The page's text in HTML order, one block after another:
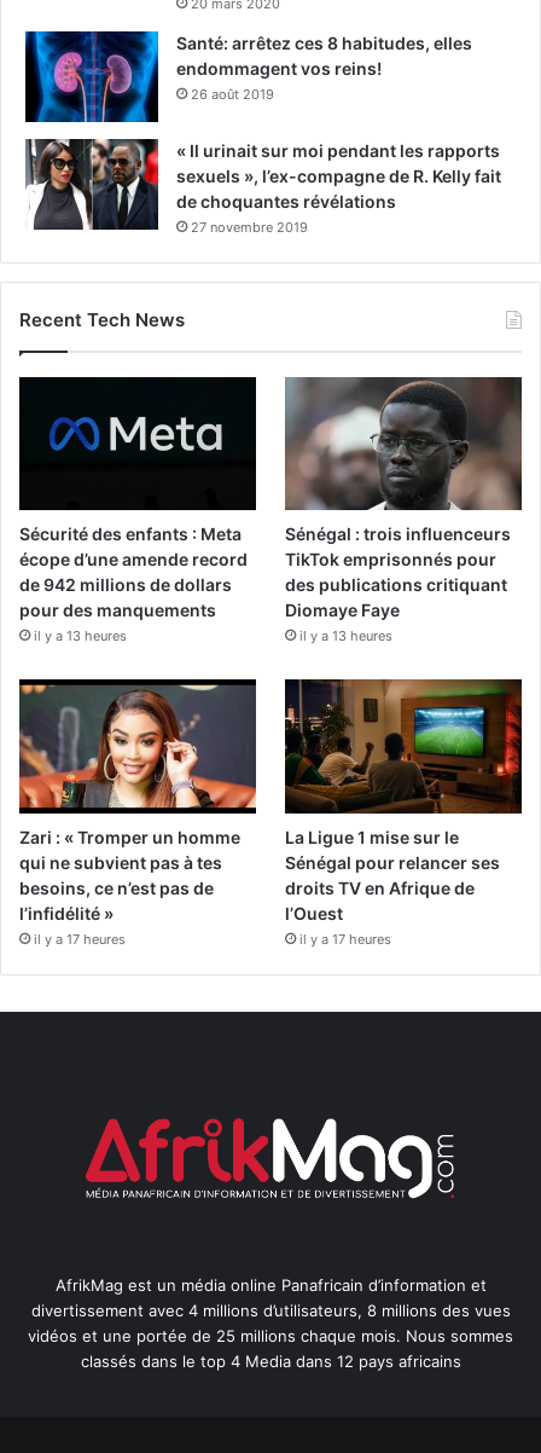
20 mars 2020
Santé: arrêtez ces 8 habitudes, elles
endommagent vos reins!
26 août 2019
« Il urinait sur moi pendant les rapports
sexuels », l’ex-compagne de R. Kelly fait
de choquantes révélations
27 novembre 2019
Recent Tech News
Sécurité des enfants : Meta
écope d’une amende record
de 942 millions de dollars
pour des manquements
il y a 13 heures
Sénégal : trois influenceurs
TikTok emprisonnés pour
des publications critiquant
Diomaye Faye
il y a 13 heures
Zari : « Tromper un homme
qui ne subvient pas à tes
besoins, ce n’est pas de
l’infidélité »
il y a 17 heures
La Ligue 1 mise sur le
Sénégal pour relancer ses
droits TV en Afrique de
l’Ouest
il y a 17 heures
AfrikMag est un média online Panafricain d’information et
divertissement avec 4 millions d’utilisateurs, 8 millions des vues
vidéos et une portée de 25 millions chaque mois. Nous sommes
classés dans le top 4 Media dans 12 pays africains